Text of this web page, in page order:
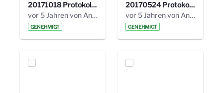
20171018 Protokoll 21. Steuerungskreis.pdf
vor 5 Jahren von Anni Schlumberger
GENEHMIGT
20170524 Protokoll 20. Steuerungskreis.pdf
vor 5 Jahren von Anni Schlumberger
GENEHMIGT